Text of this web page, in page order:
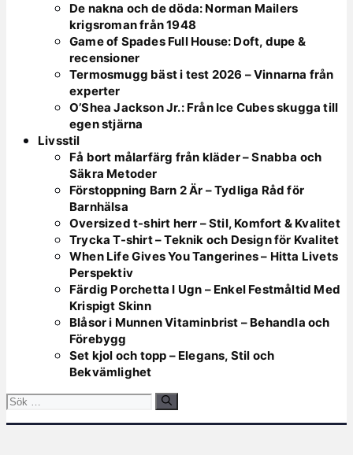
De nakna och de döda: Norman Mailers
krigsroman från 1948
Game of Spades Full House: Doft, dupe &
recensioner
Termosmugg bäst i test 2026 – Vinnarna från
experter
O’Shea Jackson Jr.: Från Ice Cubes skugga till
egen stjärna
Livsstil
Få bort målarfärg från kläder – Snabba och
Säkra Metoder
Förstoppning Barn 2 Är – Tydliga Råd för
Barnhälsa
Oversized t-shirt herr – Stil, Komfort & Kvalitet
Trycka T-shirt – Teknik och Design för Kvalitet
When Life Gives You Tangerines – Hitta Livets
Perspektiv
Färdig Porchetta I Ugn – Enkel Festmåltid Med
Krispigt Skinn
Blåsor i Munnen Vitaminbrist – Behandla och
Förebygg
Set kjol och topp – Elegans, Stil och
Bekvämlighet
Sök